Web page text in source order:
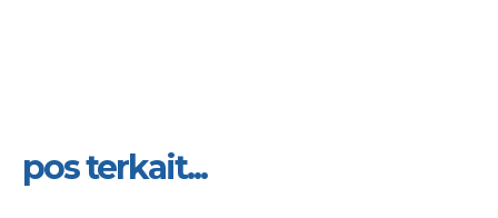
pos terkait...